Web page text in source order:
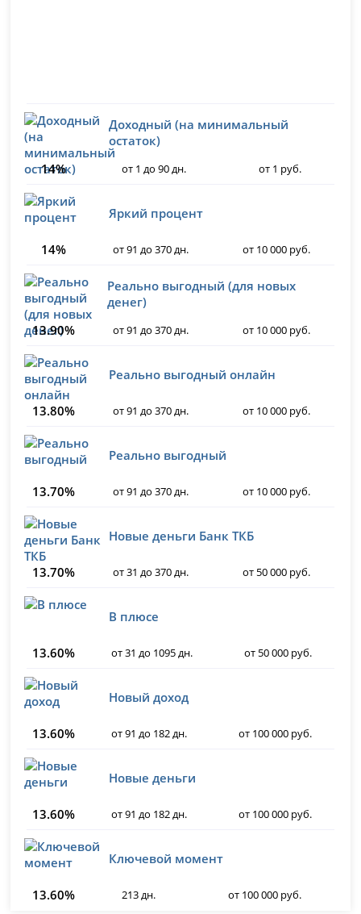
Доходный (на минимальный
остаток)
14%
от 1 до 90 дн. от 1 руб.
Яркий процент
14% от 91 до 370 дн. от 10 000 руб.
Реально выгодный (для новых
денег)
13.90%
от 91 до 370 дн. от 10 000 руб.
Реально выгодный онлайн
13.80% от 91 до 370 дн. от 10 000 руб.
Реально выгодный
13.70% от 91 до 370 дн. от 10 000 руб.
Новые деньги Банк ТКБ
13.70% от 31 до 370 дн. от 50 000 руб.
В плюсе
13.60% от 31 до 1095 дн. от 50 000 руб.
Новый доход
13.60% от 91 до 182 дн. от 100 000 руб.
Новые деньги
13.60% от 91 до 182 дн. от 100 000 руб.
Ключевой момент
13.60% 213 дн. от 100 000 руб.